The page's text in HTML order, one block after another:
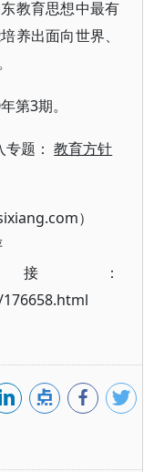
教育思想中最有
养出面向世界、
第3期。
题：教育方针
）
：